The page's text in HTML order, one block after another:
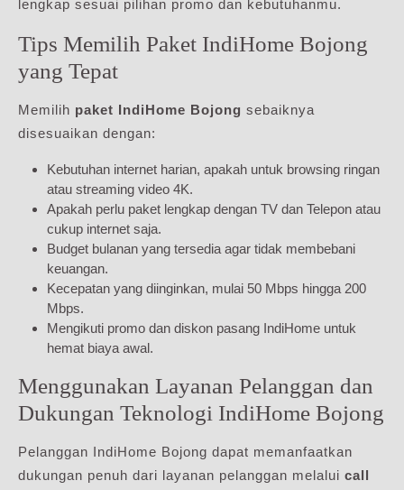
lengkap sesuai pilihan promo dan kebutuhanmu.
Tips Memilih Paket IndiHome Bojong
yang Tepat
Memilih paket IndiHome Bojong sebaiknya
disesuaikan dengan:
Kebutuhan internet harian, apakah untuk browsing ringan
atau streaming video 4K.
Apakah perlu paket lengkap dengan TV dan Telepon atau
cukup internet saja.
Budget bulanan yang tersedia agar tidak membebani
keuangan.
Kecepatan yang diinginkan, mulai 50 Mbps hingga 200
Mbps.
Mengikuti promo dan diskon pasang IndiHome untuk
hemat biaya awal.
Menggunakan Layanan Pelanggan dan
Dukungan Teknologi IndiHome Bojong
Pelanggan IndiHome Bojong dapat memanfaatkan
dukungan penuh dari layanan pelanggan melalui call